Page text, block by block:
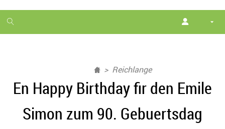
1
month
Reichlange
En Happy Birthday fir den Emile
Simon zum 90. Gebuertsdag